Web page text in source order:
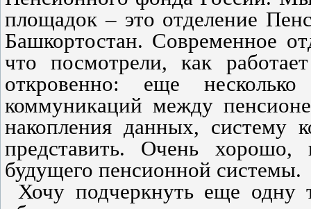
площадок – это отделение
Башкортостан. Современное
что посмотрели, как
откровенно: еще
коммуникаций между
накопления данных, систему
представить. Очень
будущего пенсионной системы.
Хочу подчеркнуть еще одну